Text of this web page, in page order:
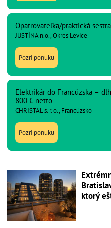
Opatrovateľka/praktická sestra
JUSTÍNA n.o., Okres Levice
Pozri ponuku
Elektrikár do Francúzska –
800 € netto
CHRISTAL s. r. o., Francúzsko
Pozri ponuku
ktorý